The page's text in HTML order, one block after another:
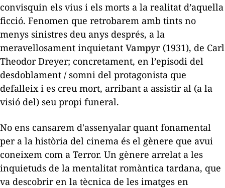
convisquin els vius i els morts a la realitat d’aquella
ficció. Fenomen que retrobarem amb tints no
menys sinistres deu anys després, a la
meravellosament inquietant Vampyr (1931), de Carl
Theodor Dreyer; concretament, en l’episodi del
desdoblament / somni del protagonista que
defalleix i es creu mort, arribant a assistir al (a la
visió del) seu propi funeral.
No ens cansarem d'assenyalar quant fonamental
per a la història del cinema és el gènere que avui
coneixem com a Terror. Un gènere arrelat a les
inquietuds de la mentalitat romàntica tardana, que
va descobrir en la tècnica de les imatges en